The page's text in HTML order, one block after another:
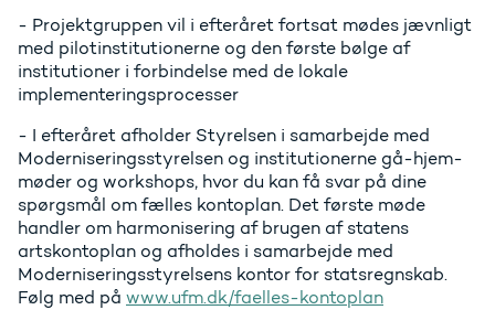
- Projektgruppen vil i efteråret fortsat mødes jævnligt
med pilotinstitutionerne og den første bølge af
institutioner i forbindelse med de lokale
implementeringsprocesser
- I efteråret afholder Styrelsen i samarbejde med
Moderniseringsstyrelsen og institutionerne gå-hjem-
møder og workshops, hvor du kan få svar på dine
spørgsmål om fælles kontoplan. Det første møde
handler om harmonisering af brugen af statens
artskontoplan og afholdes i samarbejde med
Moderniseringsstyrelsens kontor for statsregnskab.
Følg med på www.ufm.dk/faelles-kontoplan